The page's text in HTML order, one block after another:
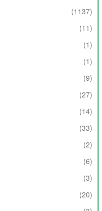
(1137)
(11)
(1)
(1)
(9)
(27)
(14)
(33)
(2)
(6)
(3)
(20)